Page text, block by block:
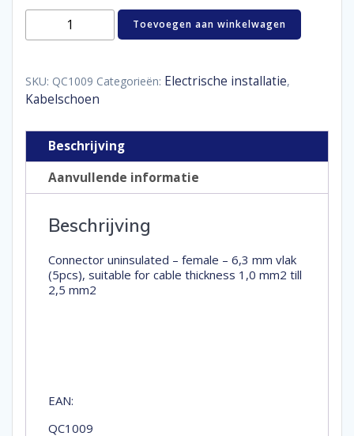
Ongeisoleerd
vlakstekker
1,0-
2,5
aantal
Toevoegen aan winkelwagen
SKU: QC1009 Categorieën: Electrische installatie,
Kabelschoen
Beschrijving
Aanvullende informatie
Beschrijving
Connector uninsulated – female – 6,3 mm vlak
(5pcs), suitable for cable thickness 1,0 mm2 till
2,5 mm2
EAN:
QC1009